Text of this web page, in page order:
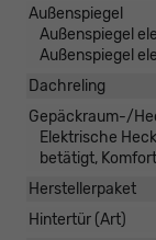
Außenspiegel
Außenspiegel
Außenspiegel
Dachreling
Gepäckraum-/
Elektrische
betätigt,
Herstellerpaket
Hintertür (Art)